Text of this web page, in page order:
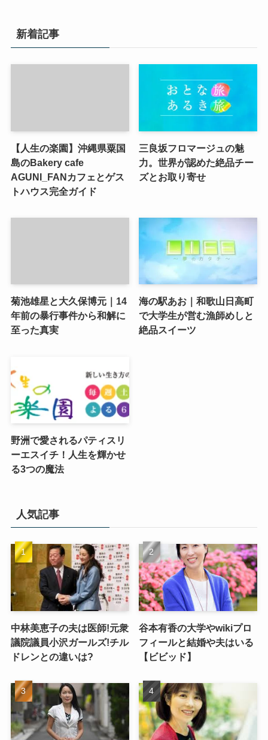
新着記事
【人生の楽園】沖縄県粟国
島のBakery cafe
AGUNI_FANカフェとゲス
トハウス完全ガイド
三良坂フロマージュの魅
力。世界が認めた絶品チー
ズとお取り寄せ
菊池雄星と大久保博元｜14
年前の暴行事件から和解に
至った真実
海の駅あお｜和歌山日高町
で大学生が営む漁師めしと
絶品スイーツ
野洲で愛されるパティスリ
ーエスイチ！人生を輝かせ
る3つの魔法
人気記事
中林美恵子の夫は医師!元衆
議院議員小沢ガールズ!チル
ドレンとの違いは?
谷本有香の大学やwikiプロ
フィールと結婚や夫はいる
【ビビッド】